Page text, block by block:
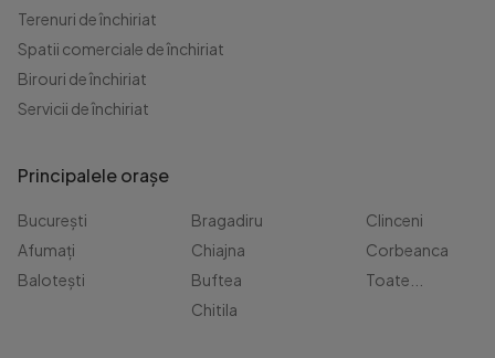
Terenuri de închiriat
Spatii comerciale de închiriat
Birouri de închiriat
Servicii de închiriat
Principalele orașe
București
Afumați
Balotești
Bragadiru
Chiajna
Buftea
Chitila
Clinceni
Corbeanca
Toate...